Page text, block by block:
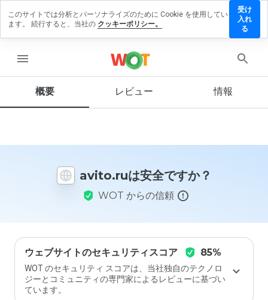
menu
概要 レビュー 情報
avito.ruは安全ですか？
WOT からの信頼
ウェブサイトのセキュリティスコア 85%
WOT のセキュリティ スコアは、当社独自のテクノロ
ジーとコミュニティの専門家によるレビューに基づい
ています。
レビ
ーを
ブサ
に評
価し
ます
か？
このサイトでは分析とパーソナライズのために Cookie を使用してい
ます。 続行すると、当社の クッキーポリシー。
受け
入れ
る